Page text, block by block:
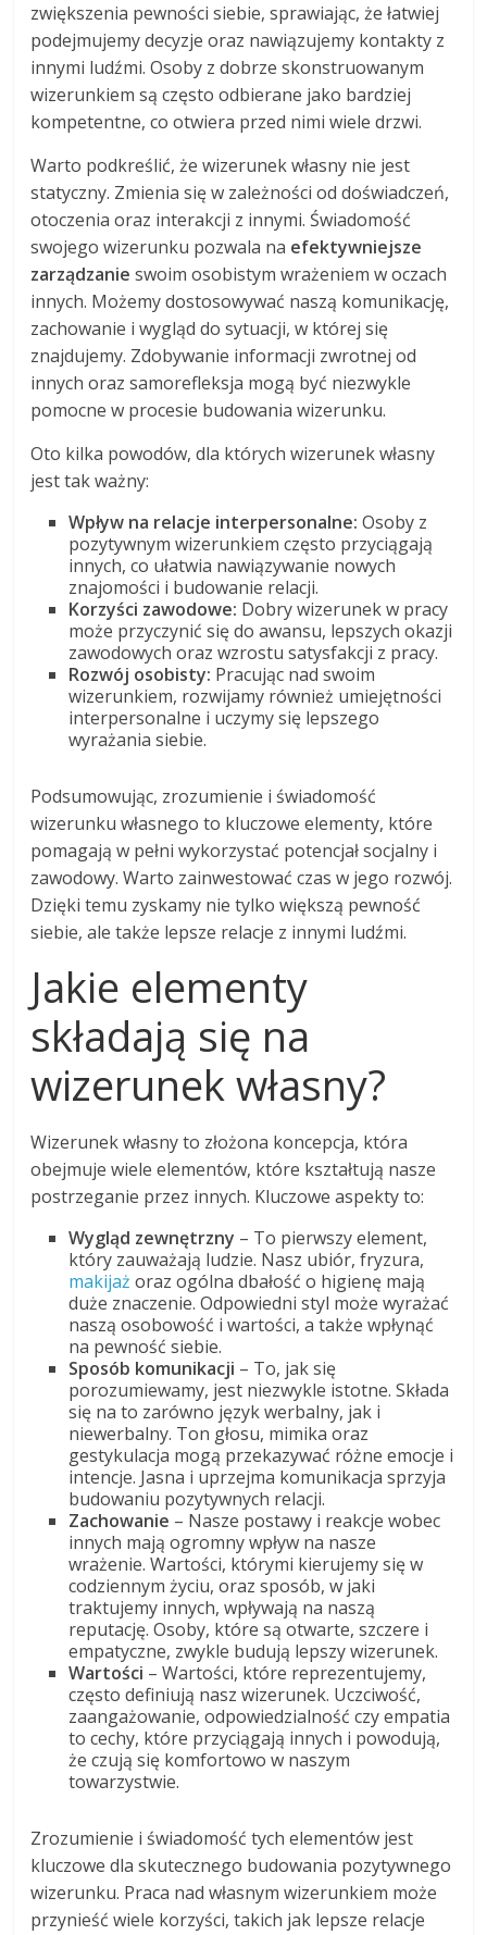
zwiększenia pewności siebie, sprawiając, że łatwiej
podejmujemy decyzje oraz nawiązujemy kontakty z
innymi ludźmi. Osoby z dobrze skonstruowanym
wizerunkiem są często odbierane jako bardziej
kompetentne, co otwiera przed nimi wiele drzwi.
Warto podkreślić, że wizerunek własny nie jest
statyczny. Zmienia się w zależności od doświadczeń,
otoczenia oraz interakcji z innymi. Świadomość
swojego wizerunku pozwala na efektywniejsze
zarządzanie swoim osobistym wrażeniem w oczach
innych. Możemy dostosowywać naszą komunikację,
zachowanie i wygląd do sytuacji, w której się
znajdujemy. Zdobywanie informacji zwrotnej od
innych oraz samorefleksja mogą być niezwykle
pomocne w procesie budowania wizerunku.
Oto kilka powodów, dla których wizerunek własny
jest tak ważny:
Wpływ na relacje interpersonalne: Osoby z
pozytywnym wizerunkiem często przyciągają
innych, co ułatwia nawiązywanie nowych
znajomości i budowanie relacji.
Korzyści zawodowe: Dobry wizerunek w pracy
może przyczynić się do awansu, lepszych okazji
zawodowych oraz wzrostu satysfakcji z pracy.
Rozwój osobisty: Pracując nad swoim
wizerunkiem, rozwijamy również umiejętności
interpersonalne i uczymy się lepszego
wyrażania siebie.
Podsumowując, zrozumienie i świadomość
wizerunku własnego to kluczowe elementy, które
pomagają w pełni wykorzystać potencjał socjalny i
zawodowy. Warto zainwestować czas w jego rozwój.
Dzięki temu zyskamy nie tylko większą pewność
siebie, ale także lepsze relacje z innymi ludźmi.
Jakie elementy
składają się na
wizerunek własny?
Wizerunek własny to złożona koncepcja, która
obejmuje wiele elementów, które kształtują nasze
postrzeganie przez innych. Kluczowe aspekty to:
Wygląd zewnętrzny – To pierwszy element,
który zauważają ludzie. Nasz ubiór, fryzura,
makijaż oraz ogólna dbałość o higienę mają
duże znaczenie. Odpowiedni styl może wyrażać
naszą osobowość i wartości, a także wpłynąć
na pewność siebie.
Sposób komunikacji – To, jak się
porozumiewamy, jest niezwykle istotne. Składa
się na to zarówno język werbalny, jak i
niewerbalny. Ton głosu, mimika oraz
gestykulacja mogą przekazywać różne emocje i
intencje. Jasna i uprzejma komunikacja sprzyja
budowaniu pozytywnych relacji.
Zachowanie – Nasze postawy i reakcje wobec
innych mają ogromny wpływ na nasze
wrażenie. Wartości, którymi kierujemy się w
codziennym życiu, oraz sposób, w jaki
traktujemy innych, wpływają na naszą
reputację. Osoby, które są otwarte, szczere i
empatyczne, zwykle budują lepszy wizerunek.
Wartości – Wartości, które reprezentujemy,
często definiują nasz wizerunek. Uczciwość,
zaangażowanie, odpowiedzialność czy empatia
to cechy, które przyciągają innych i powodują,
że czują się komfortowo w naszym
towarzystwie.
Zrozumienie i świadomość tych elementów jest
kluczowe dla skutecznego budowania pozytywnego
wizerunku. Praca nad własnym wizerunkiem może
przynieść wiele korzyści, takich jak lepsze relacje